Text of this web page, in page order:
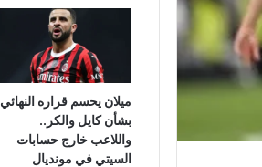
ميلان يحسم قراره النهائي
بشأن كايل والكر..
واللاعب خارج حسابات
السيتي في مونديال